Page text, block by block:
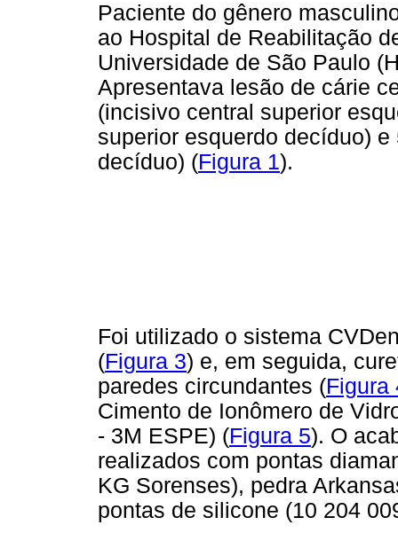
Paciente do gênero
ao Hospital de Reabilitação
Universidade de São Paulo
Apresentava lesão de cárie
(incisivo central superior
superior esquerdo decíduo)
decíduo) (Figura 1).
Foi utilizado o sistema
(Figura 3) e, em seguida,
paredes circundantes (Figura
Cimento de Ionômero de
- 3M ESPE) (Figura 5). O
realizados com pontas
KG Sorenses), pedra
pontas de silicone (10 204